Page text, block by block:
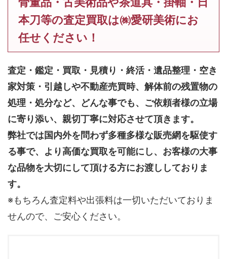
本刀等の査定買取は㈱愛研美術にお
任せください！
査定・鑑定・買取・見積り・終活・遺品整理・空き
家対策・引越しや不動産売買時、解体前の残置物の
処理・処分など、どんな事でも、 ご依頼者様の立場
に寄り添い、親切丁寧に対応させて頂きます。
弊社では国内外を問わず多種多様な販売網を駆使す
る事で、より高価な買取を可能にし、お客様の大事
な品物を大切にして頂ける方にお渡ししておりま
す。
※もちろん査定料や出張料は一切いただいておりま
せんので、ご安心ください。